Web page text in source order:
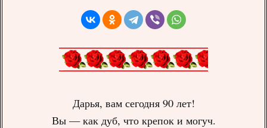
Дарья, вам сегодня 90 лет!
Вы — как дуб, что крепок и могуч.